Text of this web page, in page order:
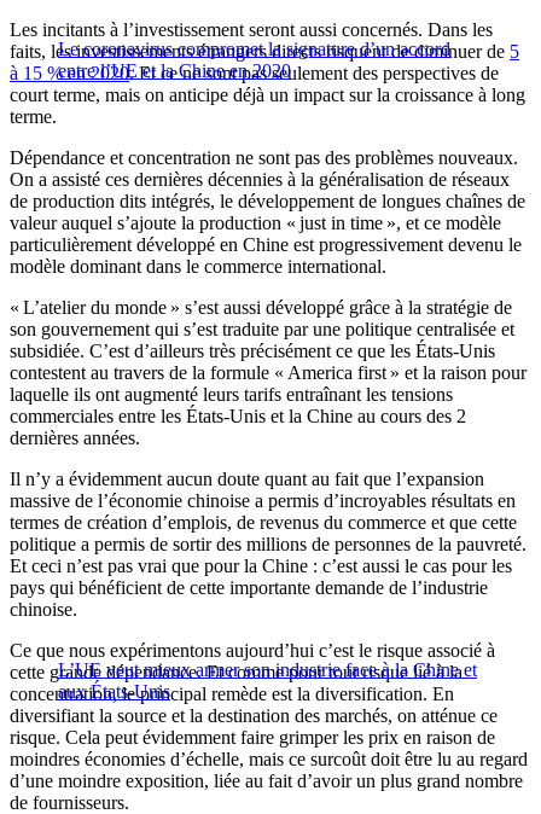
Le coronavirus compromet la signature d’un accord
entre l’UE et la Chine en 2020
Les incitants à l’investissement seront aussi concernés. Dans les
faits, les investissements étrangers directs risquent de diminuer de 5
à 15 % en 2020. Et ce ne sont pas seulement des perspectives de
court terme, mais on anticipe déjà un impact sur la croissance à long
terme.
Dépendance et concentration ne sont pas des problèmes nouveaux.
On a assisté ces dernières décennies à la généralisation de réseaux
de production dits intégrés, le développement de longues chaînes de
valeur auquel s’ajoute la production « just in time », et ce modèle
particulièrement développé en Chine est progressivement devenu le
modèle dominant dans le commerce international.
« L’atelier du monde » s’est aussi développé grâce à la stratégie de
son gouvernement qui s’est traduite par une politique centralisée et
subsidiée. C’est d’ailleurs très précisément ce que les États-Unis
contestent au travers de la formule « America first » et la raison pour
laquelle ils ont augmenté leurs tarifs entraînant les tensions
commerciales entre les États-Unis et la Chine au cours des 2
dernières années.
Il n’y a évidemment aucun doute quant au fait que l’expansion
massive de l’économie chinoise a permis d’incroyables résultats en
termes de création d’emplois, de revenus du commerce et que cette
politique a permis de sortir des millions de personnes de la pauvreté.
Et ceci n’est pas vrai que pour la Chine : c’est aussi le cas pour les
pays qui bénéficient de cette importante demande de l’industrie
chinoise.
L’UE veut mieux armer son industrie face à la Chine et
aux États-Unis
Ce que nous expérimentons aujourd’hui c’est le risque associé à
cette grande dépendance. Et comme pour tout risque lié à la
concentration, le principal remède est la diversification. En
diversifiant la source et la destination des marchés, on atténue ce
risque. Cela peut évidemment faire grimper les prix en raison de
moindres économies d’échelle, mais ce surcoût doit être lu au regard
d’une moindre exposition, liée au fait d’avoir un plus grand nombre
de fournisseurs.